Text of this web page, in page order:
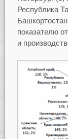
Республика
показателю
и